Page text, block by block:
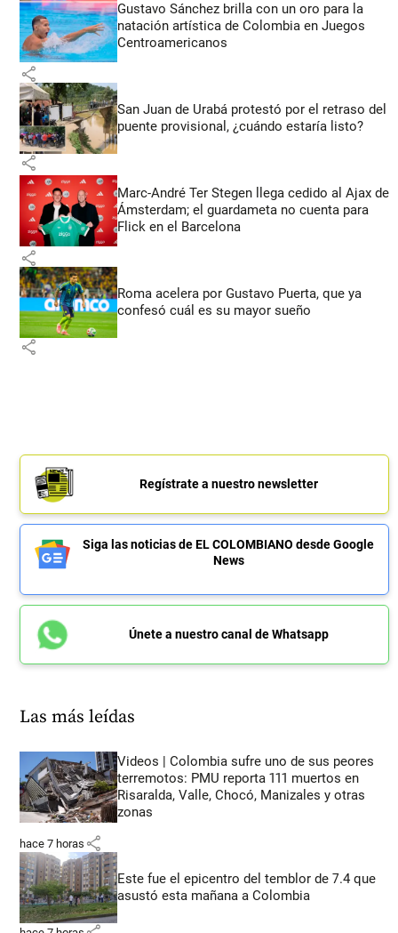
Gustavo Sánchez brilla con un oro para la
natación artística de Colombia en Juegos
Centroamericanos
share
San Juan de Urabá protestó por el retraso del
puente provisional, ¿cuándo estaría listo?
share
Marc-André Ter Stegen llega cedido al Ajax de
Ámsterdam; el guardameta no cuenta para
Flick en el Barcelona
share
Roma acelera por Gustavo Puerta, que ya
confesó cuál es su mayor sueño
share
Regístrate a nuestro newsletter
Siga las noticias de EL COLOMBIANO desde Google
News
Únete a nuestro canal de Whatsapp
Las más leídas
Videos | Colombia sufre uno de sus peores
terremotos: PMU reporta 111 muertos en
Risaralda, Valle, Chocó, Manizales y otras
zonas
hace 7 horas share
Este fue el epicentro del temblor de 7.4 que
asustó esta mañana a Colombia